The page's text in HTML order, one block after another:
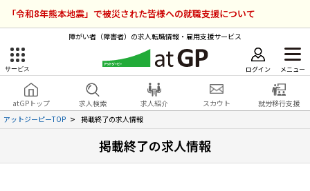
「令和8年熊本地震」で被災された皆様への就職支援について
障がい者（障害者）の求人転職情報・雇用支援サービス
サービス ログイン メニュー
atGPトップ 求人検索 求人紹介 スカウト
就労移行支援
アットジーピーTOP
掲載終了の求人情報
掲載終了の求人情報
障害者雇用のアットジーピー
サービスラインナップ
就転職支援サービス
ログイン 会員登録 無料